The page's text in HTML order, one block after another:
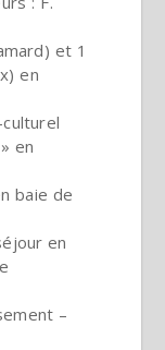
et 1
en
en
baie de
en
–